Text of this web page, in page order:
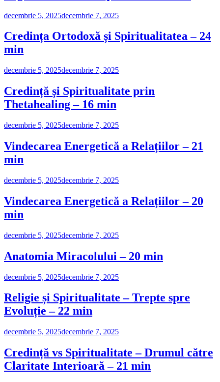
decembrie 5, 2025decembrie 7, 2025
Credința Ortodoxă și Spiritualitatea – 24
min
decembrie 5, 2025decembrie 7, 2025
Credință și Spiritualitate prin
Thetahealing – 16 min
decembrie 5, 2025decembrie 7, 2025
Vindecarea Energetică a Relațiilor – 21
min
decembrie 5, 2025decembrie 7, 2025
Vindecarea Energetică a Relațiilor – 20
min
decembrie 5, 2025decembrie 7, 2025
Anatomia Miracolului – 20 min
decembrie 5, 2025decembrie 7, 2025
Religie și Spiritualitate – Trepte spre
Evoluție – 22 min
decembrie 5, 2025decembrie 7, 2025
Credință vs Spiritualitate – Drumul către
Claritate Interioară – 21 min